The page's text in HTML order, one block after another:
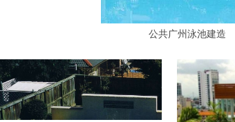
公共广州泳池建造